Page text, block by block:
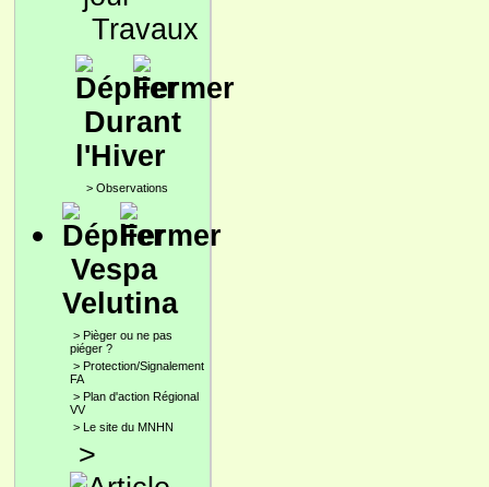
Travaux
Durant
l'Hiver
> Observations
Vespa
Velutina
> Pièger ou ne pas
piéger ?
> Protection/Signalement
FA
> Plan d'action Régional
VV
> Le site du MNHN
>